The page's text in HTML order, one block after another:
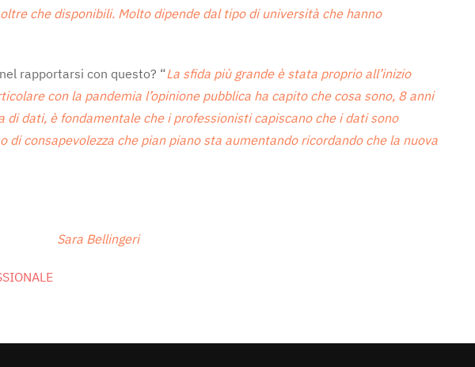
che disponibili. Molto dipende dal tipo di università che hanno
rapportarsi con questo? “La sfida più grande è stata proprio all’inizio
con la pandemia l’opinione pubblica ha capito che cosa sono, 8 anni
dati, è fondamentale che i professionisti capiscano che i dati sono
consapevolezza che pian piano sta aumentando ricordando che la nuova